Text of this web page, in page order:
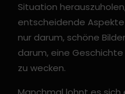
Situation
entscheidende
nur darum, schöne
darum, eine
zu wecken.